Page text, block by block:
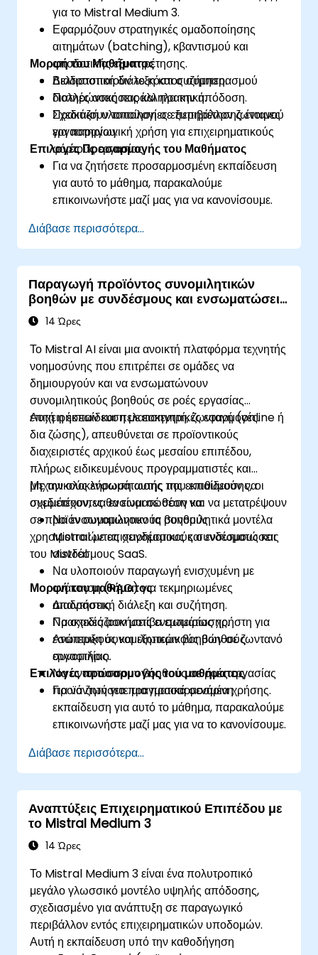
για το Mistral Medium 3.
Εφαρμόζουν στρατηγικές ομαδοποίησης
αιτημάτων (batching), κβαντισμού και
αποδοτικής εξυπηρέτησης.
Βελτιστοποιούν το κόστος συμπερασμού
διατηρώντας παράλληλα την απόδοση.
Σχεδιάζουν τοπολογίες εξυπηρέτησης έτοιμες
για παραγωγική χρήση για επιχειρηματικούς
φόρτους εργασίας.
Μορφή του Μαθήματος
Διαδραστική διάλεξη και συζήτηση.
Πολλές ασκήσεις και πρακτική.
Πρακτική υλοποίηση σε περιβάλλον ζωντανού
εργαστηρίου.
Επιλογές Προσαρμογής του Μαθήματος
Για να ζητήσετε προσαρμοσμένη εκπαίδευση
για αυτό το μάθημα, παρακαλούμε
επικοινωνήστε μαζί μας για να κανονίσουμε.
Διάβασε περισσότερα...
Παραγωγή προϊόντος συνομιλητικών
βοηθών με συνδέσμους και ενσωματώσεις
του Mistral
14 Ώρες
Το Mistral AI είναι μια ανοικτή πλατφόρμα τεχνητής
νοημοσύνης που επιτρέπει σε ομάδες να
δημιουργούν και να ενσωματώνουν
συνομιλητικούς βοηθούς σε ροές εργασίας
επιχειρήσεων και πελατοκεντρικές εφαρμογές.
Αυτή η εκπαίδευση με εισηγητή, ζωντανή (online ή
δια ζώσης), απευθύνεται σε προϊοντικούς
διαχειριστές αρχικού έως μεσαίου επιπέδου,
πλήρως ειδικευμένους προγραμματιστές και
μηχανικούς ενσωμάτωσης που επιθυμούν να
σχεδιάσουν, να ενσωματώσουν και να μετατρέψουν
σε προϊόν συνομιλητικούς βοηθούς
χρησιμοποιώντας συνδέσμους και ενσωματώσεις
του Mistral.
Με την ολοκλήρωση αυτής της εκπαίδευσης, οι
συμμετέχοντες θα είναι σε θέση να:
Να ενσωματώνουν τα συνομιλητικά μοντέλα
Mistral με επιχειρηματικούς συνδέσμους και
συνδέσμους SaaS.
Να υλοποιούν παραγωγή ενισχυμένη με
ανάκτηση (RAG) για τεκμηριωμένες
απαντήσεις.
Να σχεδιάζουν μοτίβα εμπειρίας χρήστη για
εσωτερικούς και εξωτερικούς βοηθούς
συνομιλίας.
Να αναπτύσσουν βοηθούς σε ροές εργασίας
προϊόντων για πραγματικά σενάρια χρήσης.
Μορφή του μαθήματος
Διαδραστική διάλεξη και συζήτηση.
Πρακτικές ασκήσεις ενσωμάτωσης.
Ανάπτυξη συνομιλητικών βοηθών σε ζωντανό
εργαστήριο.
Επιλογές προσαρμογής του μαθήματος
Για να ζητήσετε μια προσαρμοσμένη
εκπαίδευση για αυτό το μάθημα, παρακαλούμε
επικοινωνήστε μαζί μας για να το κανονίσουμε.
Διάβασε περισσότερα...
Αναπτύξεις Επιχειρηματικού Επιπέδου με
το Mistral Medium 3
14 Ώρες
Το Mistral Medium 3 είναι ένα πολυτροπικό
μεγάλο γλωσσικό μοντέλο υψηλής απόδοσης,
σχεδιασμένο για ανάπτυξη σε παραγωγικό
περιβάλλον εντός επιχειρηματικών υποδομών.
Αυτή η εκπαίδευση υπό την καθοδήγηση